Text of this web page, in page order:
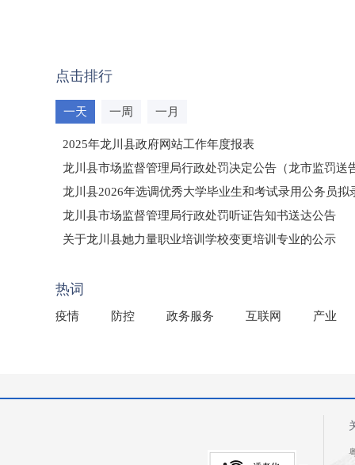
点击排行
一天 一周 一月
2025年龙川县政府网站工作年度报表
龙川县市场监督管理局行政处罚决定公告（龙市监罚送
龙川县2026年选调优秀大学毕业生和考试录用公务员拟
龙川县市场监督管理局行政处罚听证告知书送达公告
（龙市监罚送告〔2026〕71号）
关于龙川县她力量职业培训学校变更培训专业的公示
热词
疫情 防控 政务服务 互联网 产业